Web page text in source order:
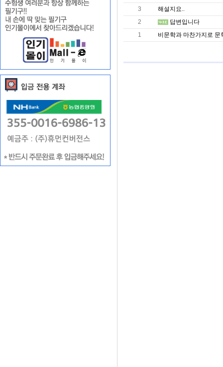
3
해설지요..
2
답변입니다
1
비문학과 마찬가지로 문